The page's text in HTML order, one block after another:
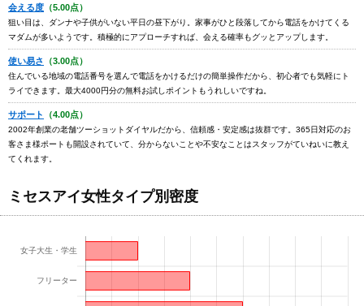
会える度 （5.00点）
狙い目は、ダンナや子供がいない平日の昼下がり。家事がひと段落してから電話をかけてくる
マダムが多いようです。積極的にアプローチすれば、会える確率もグッとアップします。
使い易さ （3.00点）
住んでいる地域の電話番号を選んで電話をかけるだけの簡単操作だから、初心者でも気軽にト
ライできます。最大4000円分の無料お試しポイントもうれしいですね。
サポート （4.00点）
2002年創業の老舗ツーショットダイヤルだから、信頼感・安定感は抜群です。365日対応のお
客さま様ポートも開設されていて、分からないことや不安なことはスタッフがていねいに教え
てくれます。
ミセスアイ女性タイプ別密度